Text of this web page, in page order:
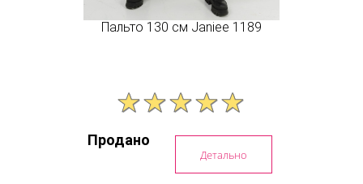
Пальто 130 см Janiee 1189
Продано
Детально